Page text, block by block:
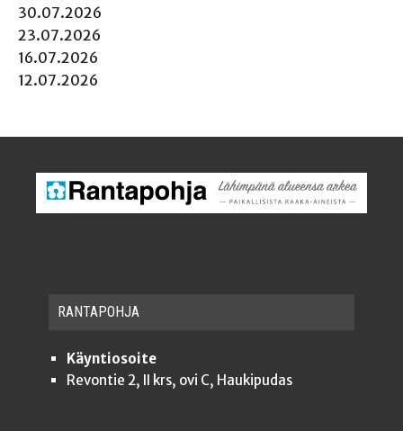
30.07.2026
23.07.2026
16.07.2026
12.07.2026
RAN­TA­POH­JA
Käyntiosoite
Revontie 2, II krs, ovi C, Haukipudas